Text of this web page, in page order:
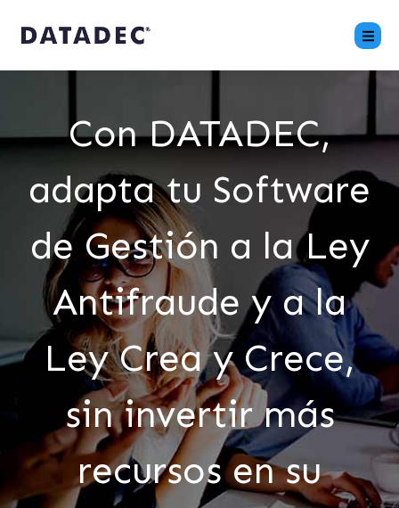
Con DATADEC,
adapta tu Software
de Gestión a la Ley
Antifraude y a la
Ley Crea y Crece,
sin invertir más
recursos en su